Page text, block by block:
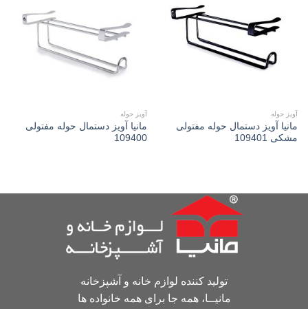
آویز حوله
مانیا آويز دستمال حوله مفتولی
مشکی 109401
Add to
آویز حوله
مانیا آويز دستمال حوله مفتولی
109400
تولید کننده لوازم خانه و آشپزخانه
مانیــا، همه جا برای همه خانواده ها